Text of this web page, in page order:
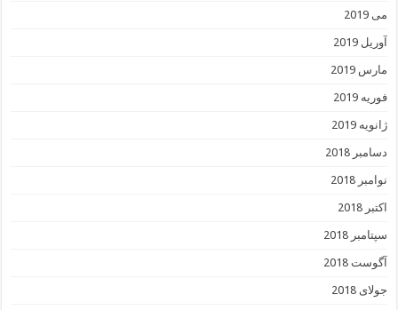
می 2019
آوریل 2019
مارس 2019
فوریه 2019
ژانویه 2019
دسامبر 2018
نوامبر 2018
اکتبر 2018
سپتامبر 2018
آگوست 2018
جولای 2018